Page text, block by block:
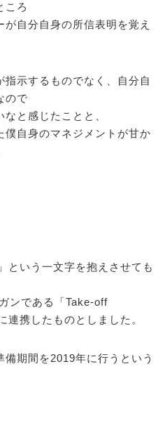
ころ
自分自身の所信表明を覚え
示するものでなく、自分自
ので
と感じたことと、
僕自身のマネジメントが甘か
という一文字を抱えさせても
ンである「Take-off
携したものとしました。
期間を2019年に行うという